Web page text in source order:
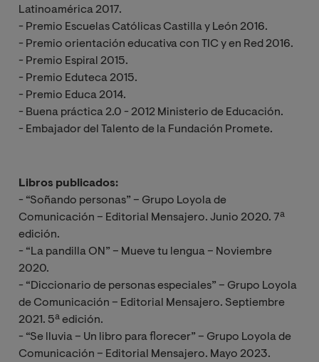
Latinoamérica 2017.
- Premio Escuelas Católicas Castilla y León 2016.
- Premio orientación educativa con TIC y en Red 2016.
- Premio Espiral 2015.
- Premio Eduteca 2015.
- Premio Educa 2014.
- Buena práctica 2.0 - 2012 Ministerio de Educación.
- Embajador del Talento de la Fundación Promete.
Libros publicados:
- “Soñando personas” – Grupo Loyola de
Comunicación – Editorial Mensajero. Junio 2020. 7ª
edición.
- “La pandilla ON” – Mueve tu lengua – Noviembre
2020.
- “Diccionario de personas especiales” – Grupo Loyola
de Comunicación – Editorial Mensajero. Septiembre
2021. 5ª edición.
- “Se lluvia – Un libro para florecer” – Grupo Loyola de
Comunicación – Editorial Mensajero. Mayo 2023.